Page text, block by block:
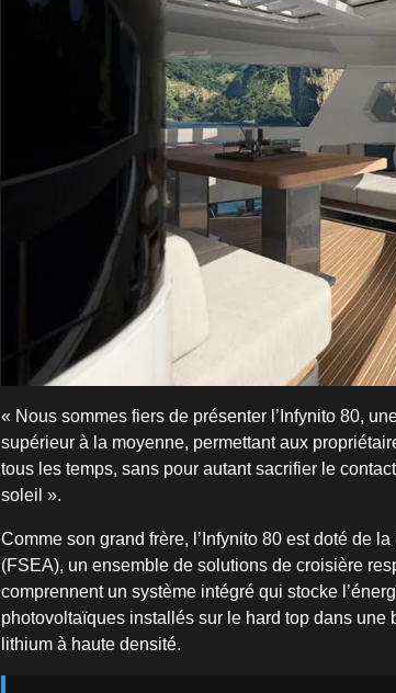
« Nous sommes fiers de présenter l’Infynito 80,
supérieur à la moyenne, permettant aux
tous les temps, sans pour autant sacrifier le
soleil ».
Comme son grand frère, l’Infynito 80 est doté de
(FSEA), un ensemble de solutions de croisière
comprennent un système intégré qui stocke
photovoltaïques installés sur le hard top dans une
lithium à haute densité.